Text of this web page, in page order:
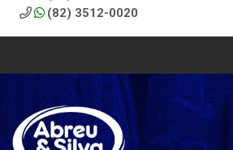
(82) 3512-0020